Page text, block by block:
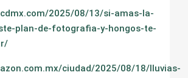
2025/08/13/si-amas-la-
plan-de-fotografia-y-hongos-te-
ciudad/2025/08/18/lluvias-